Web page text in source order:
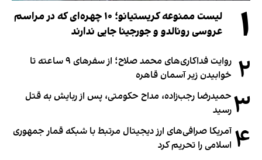
۱
لیست ممنوعه کریستیانو؛ ۱۰ چهره‌ای که در مراسم
عروسی رونالدو و جورجینا جایی ندارند
۲
روایت فداکاری‌های محمد صلاح؛ از سفرهای ۹ ساعته تا
خوابیدن زیر آسمان قاهره
۳ حمیدرضا رجب‌زاده، مداح حکومتی، پس از ربایش به قتل
رسید
۴ آمریکا صرافی‌های ارز دیجیتال مرتبط با شبکه قمار جمهوری
اسلامی را تحریم کرد